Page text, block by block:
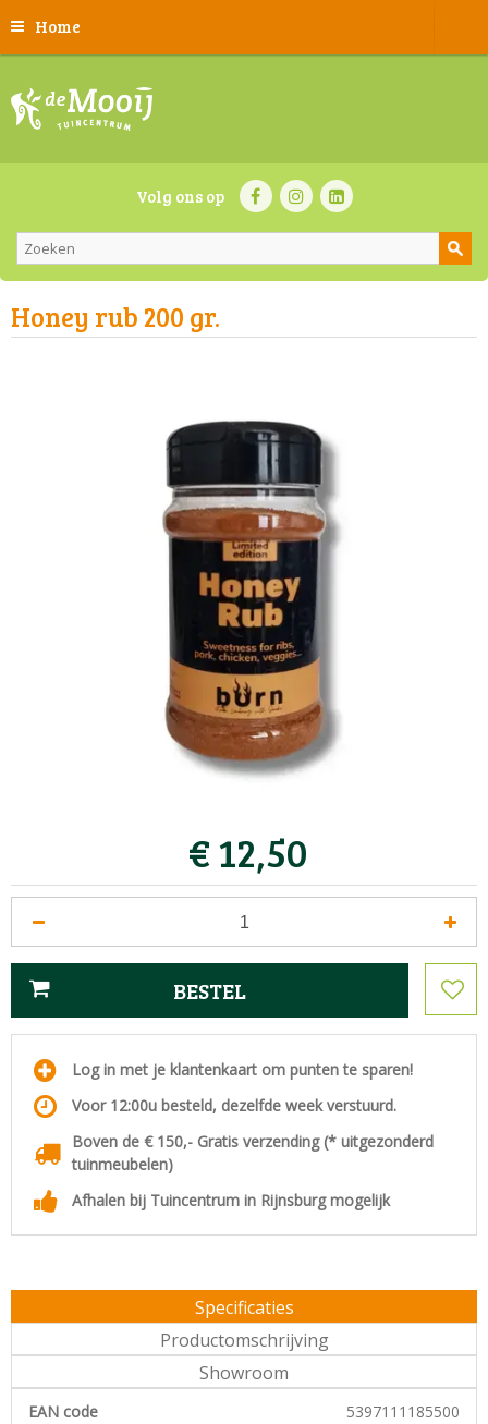
Home
Volg ons op
Honey rub 200 gr.
€12,50
Log in met je klantenkaart om punten te sparen!
Voor 12:00u besteld, dezelfde week verstuurd.
Boven de € 150,- Gratis verzending (* uitgezonderd
tuinmeubelen)
Afhalen bij Tuincentrum in Rijnsburg mogelijk
Specificaties
Productomschrijving
Showroom
EAN code 5397111185500